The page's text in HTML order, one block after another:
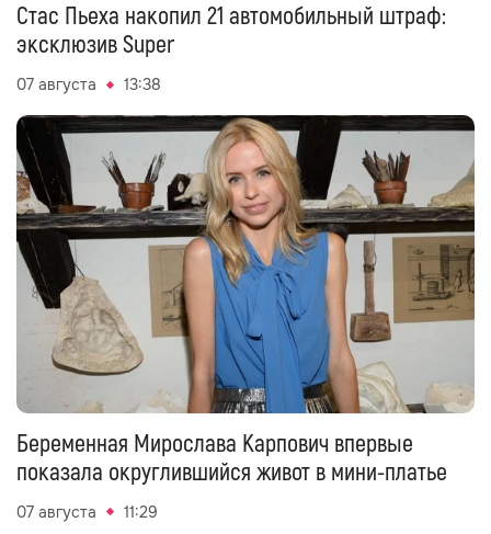
Стас Пьеха накопил 21 автомобильный штраф:
эксклюзив Super
07 августа 13:38
Беременная Мирослава Карпович впервые
показала округлившийся живот в мини-платье
07 августа 11:29